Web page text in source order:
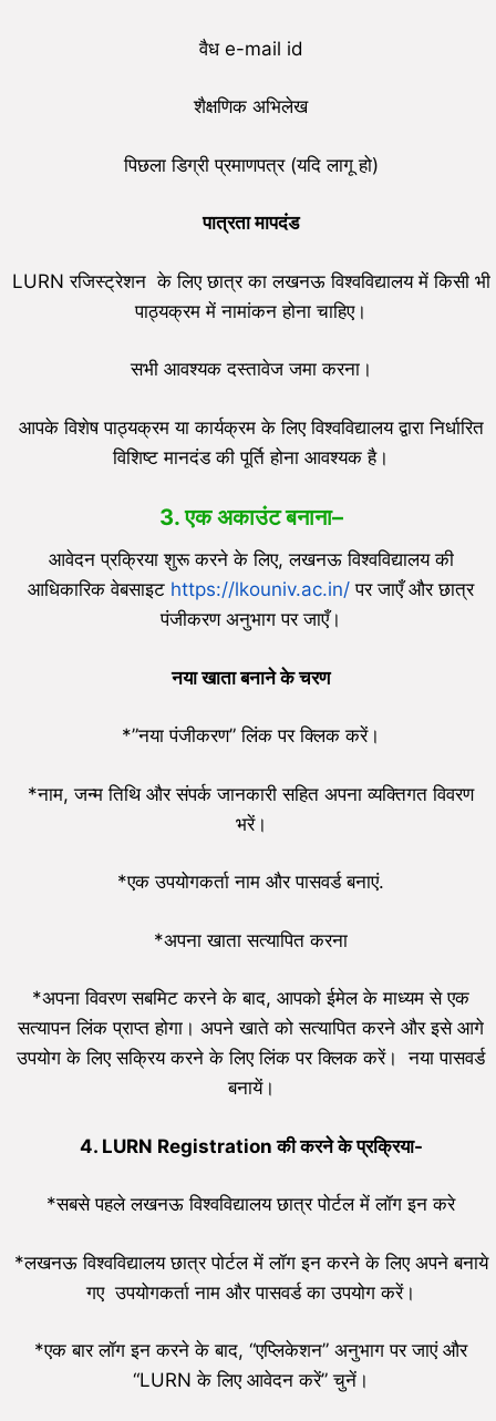
वैध e-mail id
शैक्षणिक अभिलेख
पिछला डिग्री प्रमाणपत्र (यदि लागू हो)
पात्रता मापदंड
LURN रजिस्ट्रेशन के लिए छात्र का लखनऊ विश्वविद्यालय में किसी भी
पाठ्यक्रम में नामांकन होना चाहिए।
सभी आवश्यक दस्तावेज जमा करना।
आपके विशेष पाठ्यक्रम या कार्यक्रम के लिए विश्वविद्यालय द्वारा निर्धारित
विशिष्ट मानदंड की पूर्ति होना आवश्यक है।
3. एक अकाउंट बनाना–
आवेदन प्रक्रिया शुरू करने के लिए, लखनऊ विश्वविद्यालय की
आधिकारिक वेबसाइट https://lkouniv.ac.in/ पर जाएँ और छात्र
पंजीकरण अनुभाग पर जाएँ।
नया खाता बनाने के चरण
*”नया पंजीकरण” लिंक पर क्लिक करें।
*नाम, जन्म तिथि और संपर्क जानकारी सहित अपना व्यक्तिगत विवरण
भरें।
*एक उपयोगकर्ता नाम और पासवर्ड बनाएं.
*अपना खाता सत्यापित करना
*अपना विवरण सबमिट करने के बाद, आपको ईमेल के माध्यम से एक
सत्यापन लिंक प्राप्त होगा। अपने खाते को सत्यापित करने और इसे आगे
उपयोग के लिए सक्रिय करने के लिए लिंक पर क्लिक करें। नया पासवर्ड
बनायें।
4. LURN Registration की करने के प्रक्रिया-
*सबसे पहले लखनऊ विश्वविद्यालय छात्र पोर्टल में लॉग इन करे
*लखनऊ विश्वविद्यालय छात्र पोर्टल में लॉग इन करने के लिए अपने बनाये
गए उपयोगकर्ता नाम और पासवर्ड का उपयोग करें।
*एक बार लॉग इन करने के बाद, “एप्लिकेशन” अनुभाग पर जाएं और
“LURN के लिए आवेदन करें” चुनें।